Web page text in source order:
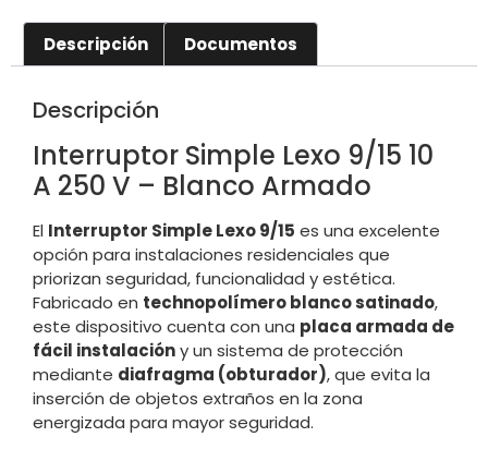
Descripción Documentos
Descripción
Interruptor Simple Lexo 9/15 10
A 250 V – Blanco Armado
El Interruptor Simple Lexo 9/15 es una excelente
opción para instalaciones residenciales que
priorizan seguridad, funcionalidad y estética.
Fabricado en technopolímero blanco satinado,
este dispositivo cuenta con una placa armada de
fácil instalacióny un sistema de protección
mediante diafragma (obturador), que evita la
inserción de objetos extraños en la zona
energizada para mayor seguridad.